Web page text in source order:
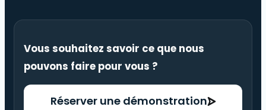
Vous souhaitez savoir ce que nous
pouvons faire pour vous ?
Réserver une démonstration